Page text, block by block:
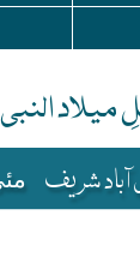
میلاد
مئی آباد شریف